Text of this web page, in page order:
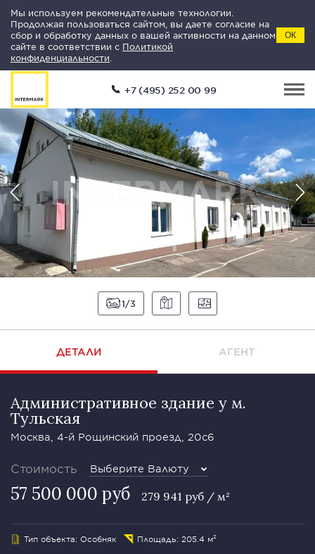
Мы используем рекомендательные технологии.
Продолжая пользоваться сайтом, вы даете согласие на
сбор и обработку данных о вашей активности на данном
сайте в соответствии с Политикой
конфиденциальности
ОК
+7 (495) 252 00 99
1 3
ДЕТАЛИ АГЕНТ
Административное здание у м.
Тульская
Москва, 4-й Рощинский проезд, 20с6
Стоимость Выберите Валюту
57 500 000 руб 279 941 руб / м²
Тип объекта: Особняк Площадь: 205.4 м²